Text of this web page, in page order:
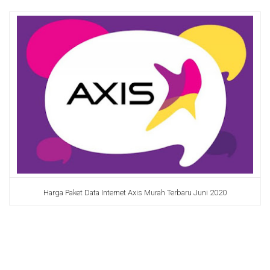
Harga Paket Data Internet Axis Murah Terbaru Juni 2020